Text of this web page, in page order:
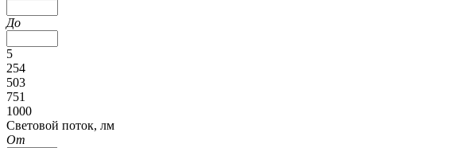
До
5
254
503
751
1000
Cветовой поток, лм
От